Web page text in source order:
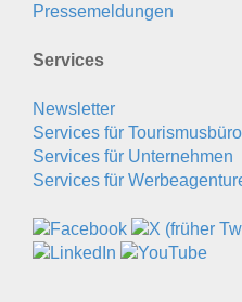
Pressemeldungen
Services
Newsletter
Services für
Services für Unternehmen
Services für